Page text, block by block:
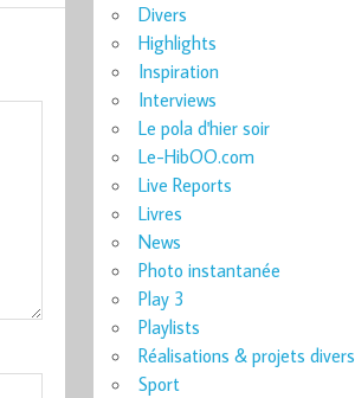
Divers
Highlights
Inspiration
Interviews
Le pola d'hier soir
Le-HibOO.com
Live Reports
Livres
News
Photo instantanée
Play 3
Playlists
Réalisations & projets divers
Sport